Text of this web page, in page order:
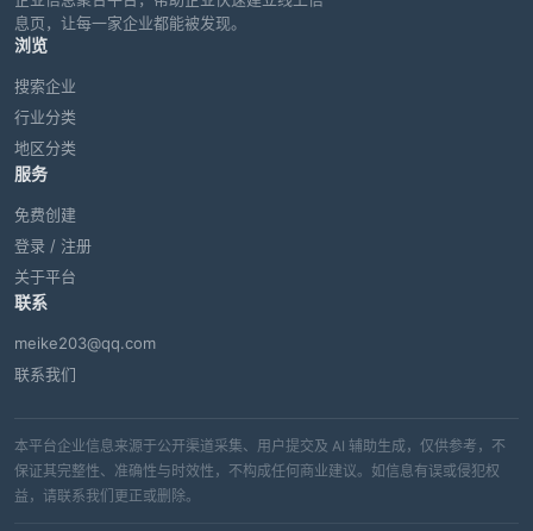
息页，让每一家企业都能被发现。
浏览
搜索企业
行业分类
地区分类
服务
免费创建
登录 / 注册
关于平台
联系
meike203@qq.com
联系我们
本平台企业信息来源于公开渠道采集、用户提交及 AI 辅助生成，仅供参考，不
保证其完整性、准确性与时效性，不构成任何商业建议。如信息有误或侵犯权
益，请联系我们更正或删除。